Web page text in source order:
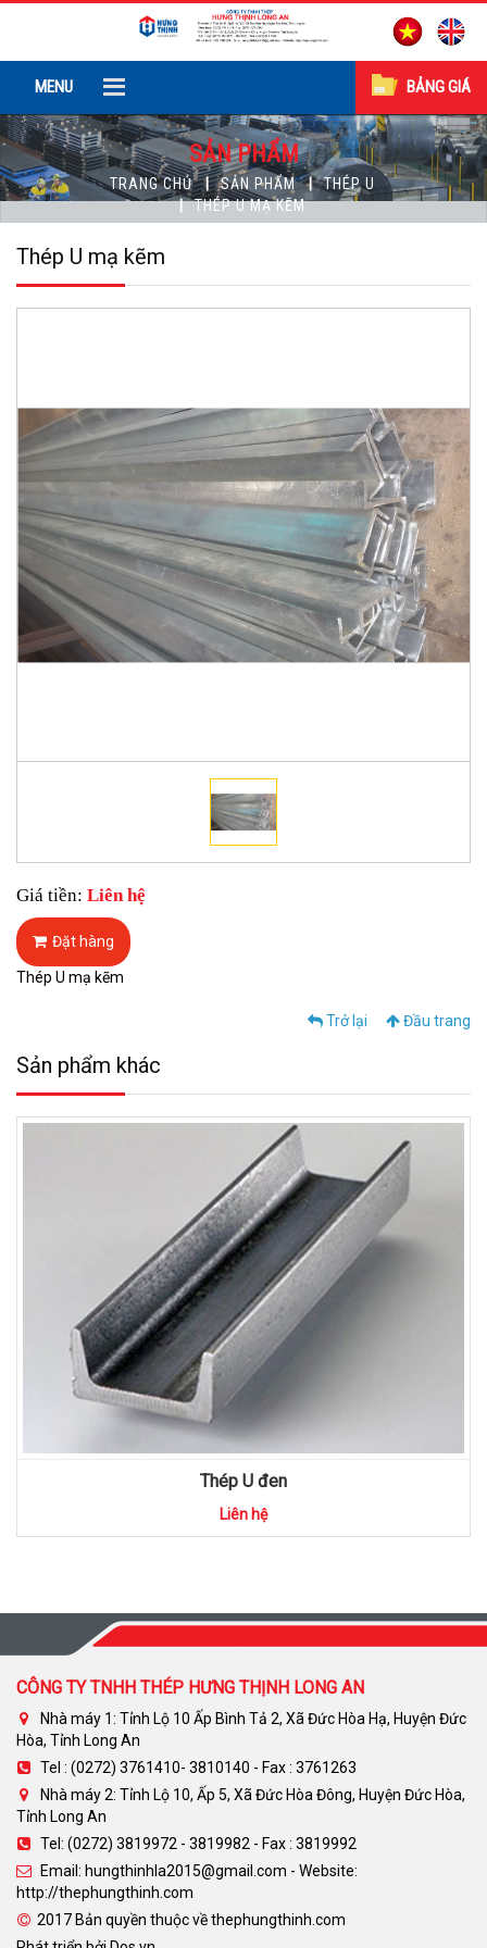
MENU BẢNG GIÁ
SẢN PHẨM
TRANG CHỦ SẢN PHẨM
THÉP U
THÉP U MẠ KẼM
Thép U mạ kẽm
Giá tiền: Liên hệ
Đặt hàng
Thép U mạ kẽm
Trở lại Đầu trang
Sản phẩm khác
Thép U đen
Liên hệ
CÔNG TY TNHH THÉP HƯNG THỊNH LONG AN
Nhà máy 1: Tỉnh Lộ 10 Ấp Bình Tả 2, Xã Đức Hòa Hạ, Huyện Đức
Hòa, Tỉnh Long An
Tel : (0272) 3761410- 3810140 - Fax : 3761263
Nhà máy 2: Tỉnh Lộ 10, Ấp 5, Xã Đức Hòa Đông, Huyện Đức Hòa,
Tỉnh Long An
Tel: (0272) 3819972 - 3819982 - Fax : 3819992
Email: hungthinhla2015@gmail.com - Website:
http://thephungthinh.com
2017 Bản quyền thuộc về thephungthinh.com